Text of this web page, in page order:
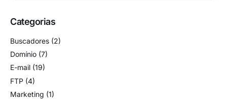
Categorias
Buscadores (2)
Domínio (7)
E-mail (19)
FTP (4)
Marketing (1)